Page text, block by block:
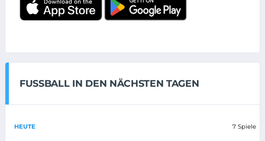
FUSSBALL IN DEN NÄCHSTEN TAGEN
HEUTE 7 Spiele